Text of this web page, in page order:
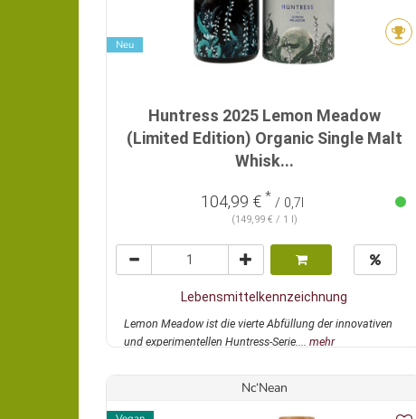
Neu
Huntress 2025 Lemon Meadow
(Limited Edition) Organic Single Malt
Whisk...
104,99 € * / 0,7l
(149,99 € / 1 l)
Lebensmittelkennzeichnung
Lemon Meadow ist die vierte Abfüllung der innovativen
und experimentellen Huntress-Serie.... mehr
Nc‘Nean